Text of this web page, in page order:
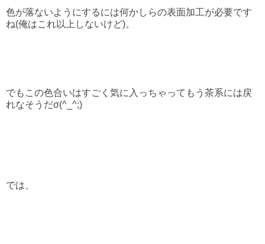
色が落ないようにするには何かしらの表面加工が必要です
ね(俺はこれ以上しないけど)。
でもこの色合いはすごく気に入っちゃってもう茶系には戻
れなそうだσ(^_^;)
では、